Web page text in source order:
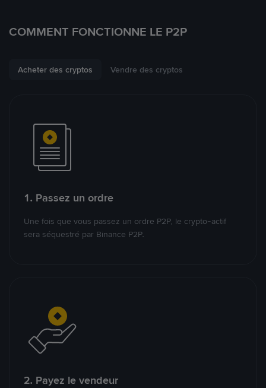
COMMENT FONCTIONNE LE P2P
Acheter des cryptos Vendre des cryptos
1. Passez un ordre
Une fois que vous passez un ordre P2P, le crypto-actif
sera séquestré par Binance P2P.
2. Payez le vendeur